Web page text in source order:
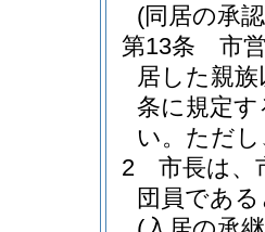
(同居の承
第13条
市
居した親
条に規定
い。 ただ
2
市長は、
団員であ